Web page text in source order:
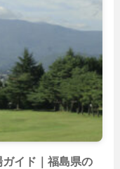
イド｜福島県の